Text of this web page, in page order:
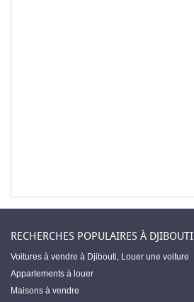
RECHERCHES POPULAIRES À DJIBOUTI
Voitures à vendre à Djibouti, Louer une voiture
Appartements à louer
Maisons à vendre